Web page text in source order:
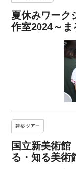
夏休みワーク
作室2024～ま
建築ツアー
国立新美術
る・知る美術